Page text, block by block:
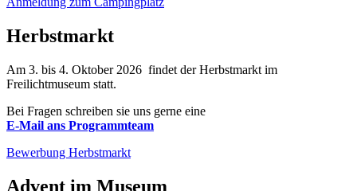
Herbstmarkt
Am 3. bis 4. Oktober 2026 findet der Herbstmarkt im
Freilichtmuseum statt.
Bei Fragen schreiben sie uns gerne eine
E-Mail ans Programmteam
Bewerbung Herbstmarkt
Advent im Museum